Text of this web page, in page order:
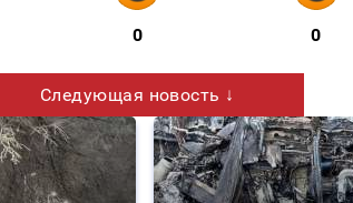
0 0
Следующая новость ↓